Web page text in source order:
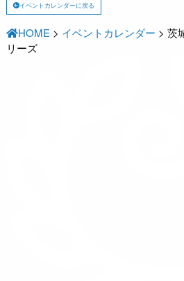
イベントカレンダーに戻る
HOME > イベントカレンダー >茨
リーズ